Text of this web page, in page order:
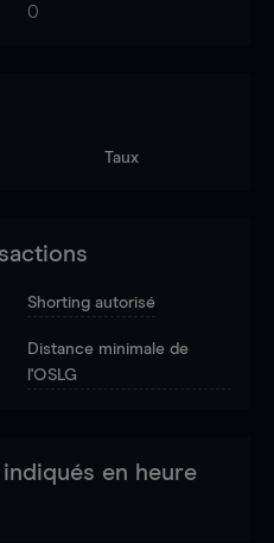
0
Taux
Shorting autorisé
Distance minimale de
l'OSLG
en heure